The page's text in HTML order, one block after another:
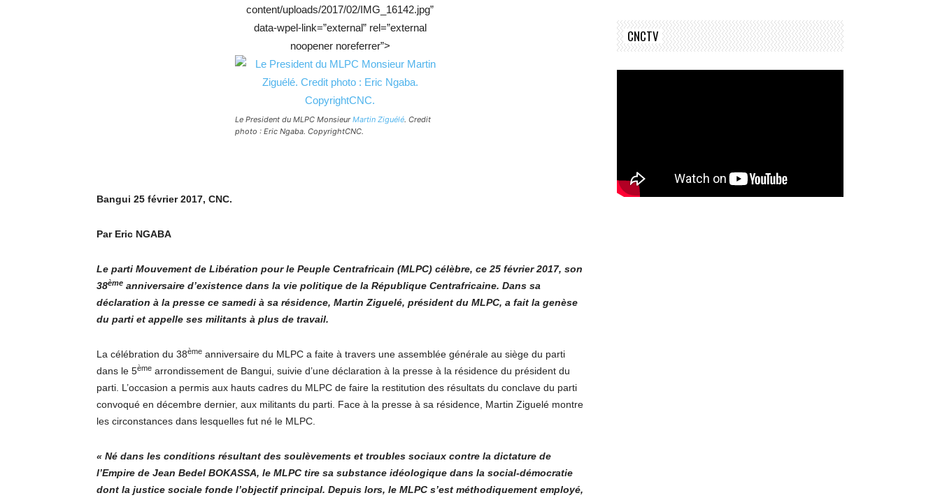
content/uploads/2017/02/IMG_16142.jpg”
data-wpel-link=”external” rel=”external
noopener noreferrer”>
Le President du MLPC MonsieurMartin Ziguélé. Credit
photo : Eric Ngaba. CopyrightCNC.
Bangui 25 février 2017, CNC.
Par Eric NGABA
Le parti Mouvement de Libération pour le Peuple Centrafricain (MLPC) célèbre, ce 25 février 2017, son
38ème anniversaire d’existence dans la vie politique de la République Centrafricaine. Dans sa
déclaration à la presse ce samedi à sa résidence, Martin Ziguelé, président du MLPC, a fait la genèse
du parti et appelle ses militants à plus de travail.
La célébration du 38ème anniversaire du MLPC a faite à travers une assemblée générale au siège du parti
dans le 5ème arrondissement de Bangui, suivie d’une déclaration à la presse à la résidence du président du
parti. L’occasion a permis aux hauts cadres du MLPC de faire la restitution des résultats du conclave du parti
convoqué en décembre dernier, aux militants du parti. Face à la presse à sa résidence, Martin Ziguelé montre
les circonstances dans lesquelles fut né le MLPC.
« Né dans les conditions résultant des soulèvements et troubles sociaux contre la dictature de
l’Empire de Jean Bedel BOKASSA, le MLPC tire sa substance idéologique dans la social-démocratie
dont la justice sociale fonde l’objectif principal. Depuis lors, le MLPC s’est méthodiquement employé,
CNCTV